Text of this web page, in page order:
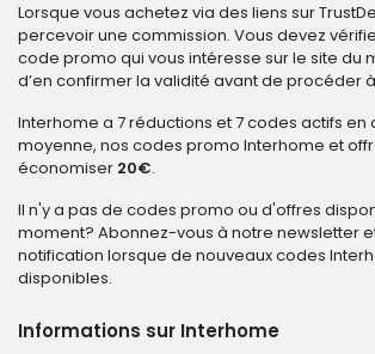
Lorsque vous achetez via des liens sur
percevoir une commission. Vous devez
code promo qui vous intéresse sur le site du
d’en confirmer la validité avant de procéder
Interhome a 7 réductions et 7 codes actifs en
moyenne, nos codes promo Interhome et
économiser 20€.
Il n'y a pas de codes promo ou d'offres
moment? Abonnez-vous à notre newsletter
notification lorsque de nouveaux codes
disponibles.
Informations sur Interhome